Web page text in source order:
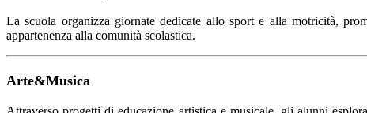
La scuola organizza giornate dedicate allo sport e alla motricità,
appartenenza alla comunità scolastica.
Arte&Musica